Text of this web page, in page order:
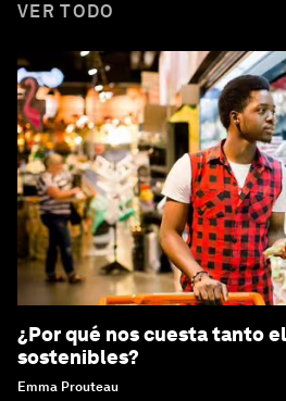
VER TODO
¿Por qué nos cuesta tanto
sostenibles?
Emma Prouteau